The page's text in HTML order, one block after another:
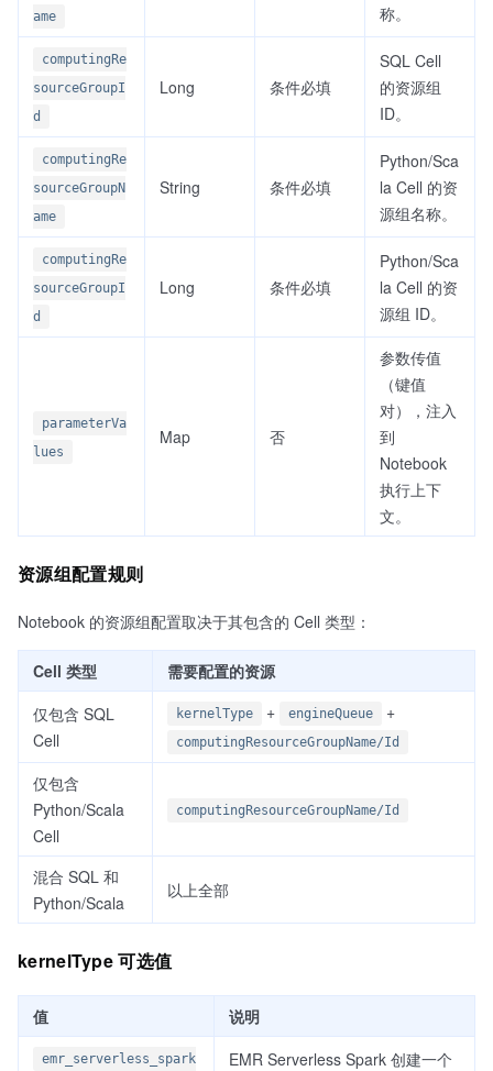
ame
称。
computingRe
sourceGroupI
d
Long 条件必填
SQL Cell
的资源组
ID。
computingRe
sourceGroupN
ame
String 条件必填
Python/Sca
la Cell 的资
源组名称。
computingRe
sourceGroupI
d
Long 条件必填
Python/Sca
la Cell 的资
源组 ID。
parameterVa
lues
Map 否
参数传值
（键值
对），注入
到
Notebook
执行上下
文。
资源组配置规则
Notebook 的资源组配置取决于其包含的 Cell 类型：
Cell 类型
需要配置的资源
仅包含 SQL
Cell
kernelType + engineQueue +
computingResourceGroupName/Id
仅包含
Python/Scala
Cell
computingResourceGroupName/Id
混合 SQL 和
Python/Scala
以上全部
kernelType 可选值
值 说明
emr_serverless_spark
EMR Serverless Spark 创建一个